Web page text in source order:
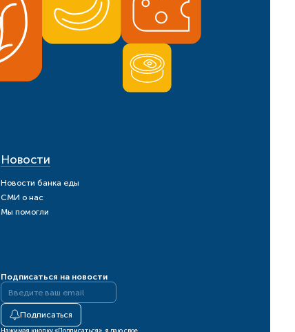
Новости
Новости банка еды
СМИ о нас
Мы помогли
Подписаться на новости
Подписаться
Нажимая кнопку «Подписаться», я даю свое